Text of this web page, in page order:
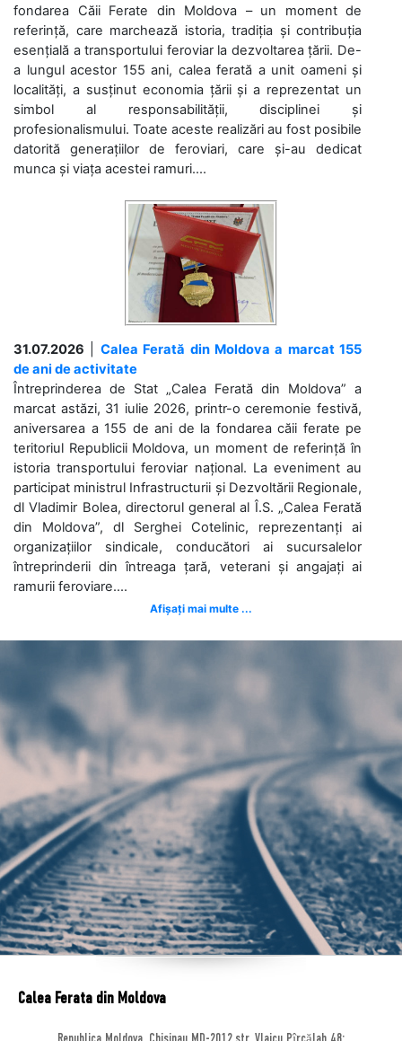
fondarea Căii Ferate din Moldova – un moment de
referință, care marchează istoria, tradiția și contribuția
esențială a transportului feroviar la dezvoltarea țării. De-
a lungul acestor 155 ani, calea ferată a unit oameni și
localități, a susținut economia țării și a reprezentat un
simbol al responsabilității, disciplinei și
profesionalismului. Toate aceste realizări au fost posibile
datorită generațiilor de feroviari, care și-au dedicat
munca și viața acestei ramuri....
31.07.2026
Calea Ferată din Moldova a marcat 155
de ani de activitate
Întreprinderea de Stat „Calea Ferată din Moldova” a
marcat astăzi, 31 iulie 2026, printr-o ceremonie festivă,
aniversarea a 155 de ani de la fondarea căii ferate pe
teritoriul Republicii Moldova, un moment de referință în
istoria transportului feroviar național. La eveniment au
participat ministrul Infrastructurii și Dezvoltării Regionale,
dl Vladimir Bolea, directorul general al Î.S. „Calea Ferată
din Moldova”, dl Serghei Cotelinic, reprezentanți ai
organizațiilor sindicale, conducători ai sucursalelor
întreprinderii din întreaga țară, veterani și angajați ai
ramurii feroviare....
Afișați mai multe ...
Calea Ferata din Moldova